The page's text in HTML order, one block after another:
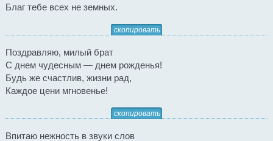
Благ тебе всех не земных.
скопировать
Поздравляю, милый брат
С днем чудесным — днем рожденья!
Будь же счастлив, жизни рад,
Каждое цени мгновенье!
скопировать
Впитаю нежность в звуки слов